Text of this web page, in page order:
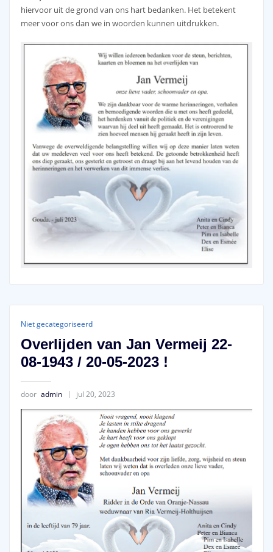
hiervoor uit de grond van ons hart bedanken. Het betekent
meer voor ons dan we in woorden kunnen uitdrukken.
Niet gecategoriseerd
Overlijden van Jan Vermeij 22-
08-1943 / 20-05-2023 !
door admin jul 20, 2023